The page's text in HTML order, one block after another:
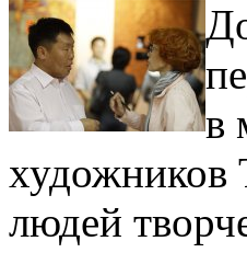
в
художников
людей